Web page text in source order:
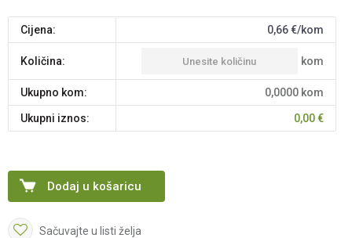
Cijena: 0,66€/kom
Količina: kom
Ukupno kom: 0,0000 kom
Ukupni iznos: 0,00€
Dodaj u košaricu
Sačuvajte u listi želja